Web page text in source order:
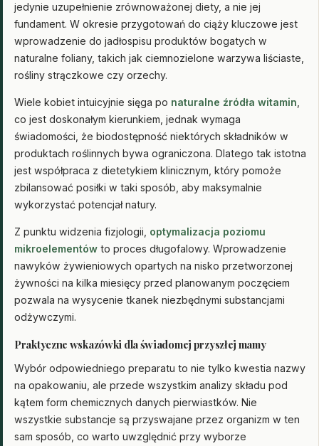
jedynie uzupełnienie zrównoważonej diety, a nie jej
fundament. W okresie przygotowań do ciąży kluczowe jest
wprowadzenie do jadłospisu produktów bogatych w
naturalne foliany, takich jak ciemnozielone warzywa liściaste,
rośliny strączkowe czy orzechy.
Wiele kobiet intuicyjnie sięga po naturalne źródła witamin
co jest doskonałym kierunkiem, jednak wymaga
świadomości, że biodostępność niektórych składników w
produktach roślinnych bywa ograniczona. Dlatego tak istotna
jest współpraca z dietetykiem klinicznym, który pomoże
zbilansować posiłki w taki sposób, aby maksymalnie
wykorzystać potencjał natury.
Z punktu widzenia fizjologii, optymalizacja poziomu
mikroelementów to proces długofalowy. Wprowadzenie
nawyków żywieniowych opartych na nisko przetworzonej
żywności na kilka miesięcy przed planowanym poczęciem
pozwala na wysycenie tkanek niezbędnymi substancjami
odżywczymi.
Praktyczne wskazówki dla świadomej przyszłej mamy
Wybór odpowiedniego preparatu to nie tylko kwestia nazwy
na opakowaniu, ale przede wszystkim analizy składu pod
kątem form chemicznych danych pierwiastków. Nie
wszystkie substancje są przyswajane przez organizm w ten
sam sposób, co warto uwzględnić przy wyborze